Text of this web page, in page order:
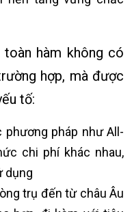
toàn hàm không có
hợp, mà được
tố:
phương pháp như All-
chi phí khác nhau,
dụng
trụ đến từ châu Âu